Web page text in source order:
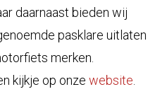
daarnaast bieden wij
pasklare uitlaten
merken.
kijkje op onze website